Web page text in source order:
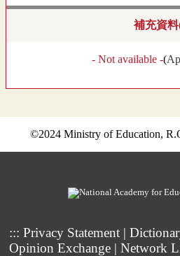
補充資
- Not available -(
©2024 Ministry of Education,
::: Privacy Statement|
Opinion Exchange| Network